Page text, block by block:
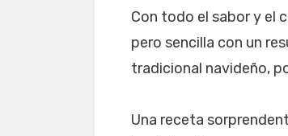
Con todo el sabor y el
pero sencilla con un
tradicional navideño,
Una receta